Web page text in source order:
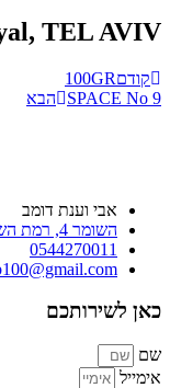
TEL AVIV
קודם100GR
SPACE No 9
הבא
אבי וענת דומב
השומר 4, רמת השרון
0544270011
כאן לשירותכם
שם
אימייל